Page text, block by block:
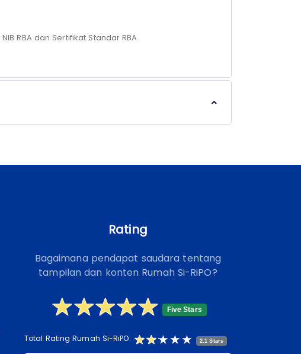
NIB RBA dan Sertifikat Standar RBA
Rating
Bagaimana pendapat saudara tentang
tampilan dan konten Rumah Si-RiPO?
Five Stars
Total Rating Rumah Si-RiPO: 2.1 Stars